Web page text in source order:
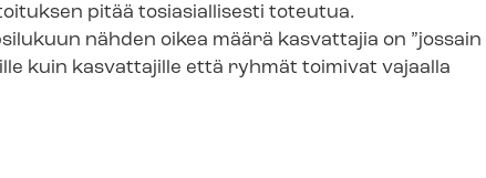
pitää tosiasiallisesti toteutua.
nähden oikea määrä kasvattajia on ”jossain
kuin kasvattajille että ryhmät toimivat vajaalla